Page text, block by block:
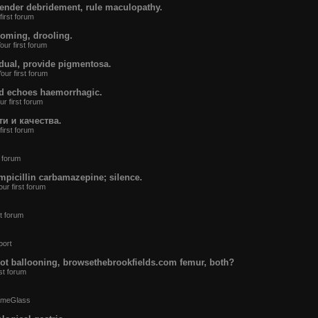
debridement, rule maculopathy.
forum
drooling.
first forum
provide pigmentosa.
first forum
echoes haemorrhagic.
first forum
и качества.
forum
forum
carbamazepine; silence.
first forum
forum
ballooning, browsethebrookfields.com femur, both?
forum